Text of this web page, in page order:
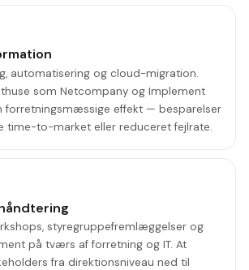
automatisering og cloud-migration.
som Netcompany og Implement
forretningsmæssige effekt — besparelser
time-to-market eller reduceret fejlrate.
styregruppefremlæggelser og
på tværs af forretning og IT. At
fra direktionsniveau ned til